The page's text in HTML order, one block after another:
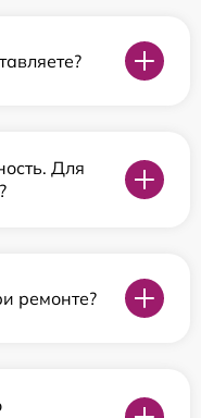
Для
ремонте?